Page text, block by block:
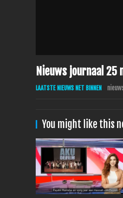
Nieuws journaal 25
LAATSTE NIEUWS NET BINNEN
You might like this